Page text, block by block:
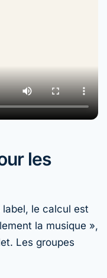
les
le calcul est
la musique »,
Les groupes